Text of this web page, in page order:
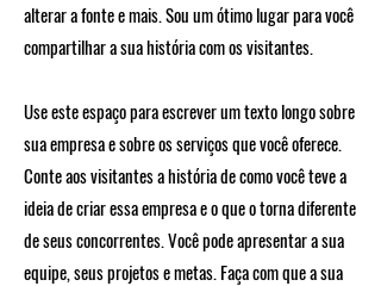
alterar a fonte e mais. Sou um ótimo lugar para você
compartilhar a sua história com os visitantes.
Use este espaço para escrever um texto longo sobre
sua empresa e sobre os serviços que você oferece.
Conte aos visitantes a história de como você teve a
ideia de criar essa empresa e o que o torna diferente
de seus concorrentes. Você pode apresentar a sua
equipe, seus projetos e metas. Faça com que a sua